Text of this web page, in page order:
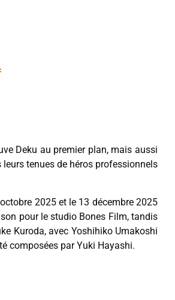
Deku au premier plan, mais aussi
tenues de héros professionnels
2025 et le 13 décembre 2025
pour le studio Bones Film, tandis
Kuroda, avec Yoshihiko Umakoshi
composées par Yuki Hayashi.